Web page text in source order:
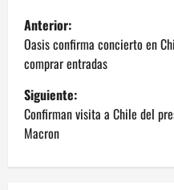
N
a
v
e
Anterior:
Oasis confirma concierto en
comprar entradas
Siguiente:
Confirman visita a Chile del
Macron